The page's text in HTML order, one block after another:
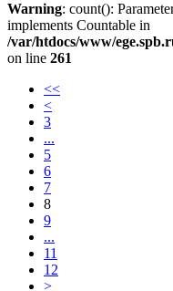
Warning: count():
implements Countable in
/var/htdocs/www/
on line 261
<<
<
3
...
5
6
7
8
9
...
11
12
>